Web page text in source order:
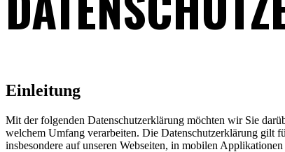
Einleitung
Mit der folgenden Datenschutzerklärung möchten wir Sie
welchem Umfang verarbeiten. Die Datenschutzerklärung gilt
insbesondere auf unseren Webseiten, in mobilen